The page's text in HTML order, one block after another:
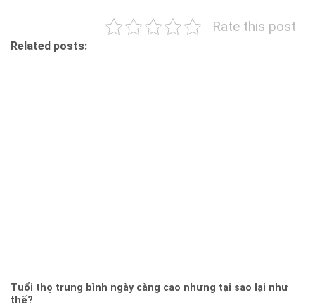
Rate this post
Related posts:
Tuổi thọ trung bình ngày càng cao nhưng tại sao lại như
thế?